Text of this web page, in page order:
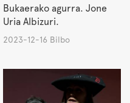
Bukaerako agurra. Jone
Uria Albizuri.
2023-12-16 Bilbo